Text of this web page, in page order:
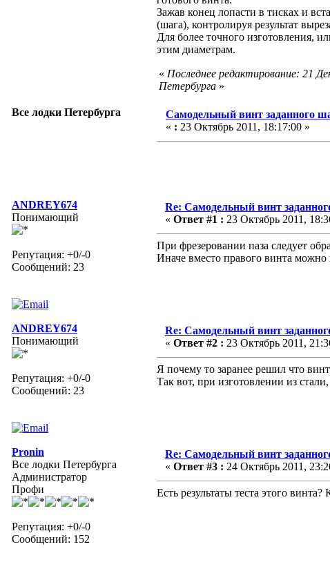
Зажав конец лопасти в тисках и
(шага), контролируя результат
Для более точного изготовления,
этим диаметрам.
« Последнее редактирование: 21
Петербурга »
Все лодки Петербурга
Самодельный винт заданного
« : 23 Октябрь 2011, 18:17:00 »
ANDREY674
Понимающий
Репутация: +0/-0
Сообщений: 23
Re: Самодельный винт
« Ответ #1 : 23 Октябрь 2011,
При фрезеровании паза следует
Иначе вместо правого винта
ANDREY674
Понимающий
Репутация: +0/-0
Сообщений: 23
Re: Самодельный винт
« Ответ #2 : 23 Октябрь 2011,
Я почему то заранее решил что
Так вот, при изготовлении из
Pronin
Все лодки Петербурга
Администратор
Профи
Репутация: +0/-0
Сообщений: 152
Re: Самодельный винт
« Ответ #3 : 24 Октябрь 2011,
Есть результаты теста этого